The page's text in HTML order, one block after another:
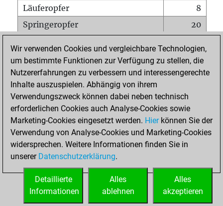
Läuferopfer
8
Springeropfer
20
Matt auf vollem Brett
0
Bauer setzt Matt
0
Erstickte Matts
Unterverwandlungen
Türme auf der siebten
3
STARTSEITE
Wir verwenden Cookies und vergleichbare Technologien,
um bestimmte Funktionen zur Verfügung zu stellen, die
Nutzererfahrungen zu verbessern und interessengerechte
Inhalte auszuspielen. Abhängig von ihrem
Verwendungszweck können dabei neben technisch
erforderlichen Cookies auch Analyse-Cookies sowie
Marketing-Cookies eingesetzt werden. Hierkönnen Sie der
Verwendung von Analyse-Cookies und Marketing-Cookies
widersprechen. Weitere Informationen finden Sie in
unserer Datenschutzerklärung.
Alles
akzeptieren
Alles
ablehnen
Detaillierte
Informationen